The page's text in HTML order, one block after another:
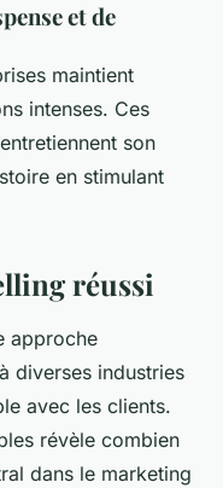
et de
maintient
intenses. Ces
son
en stimulant
réussi
approche
diverses industries
avec les clients.
révèle combien
dans le marketing